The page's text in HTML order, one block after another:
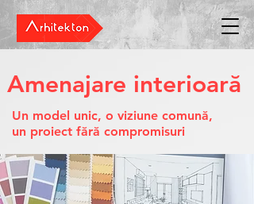
Amenajare interioară
Un model unic, o viziune comună,
un proiect fără compromisuri